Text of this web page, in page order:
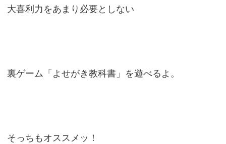
大喜利力をあまり必要としない
裏ゲーム「よせがき教科書」を遊べるよ。
そっちもオススメッ！